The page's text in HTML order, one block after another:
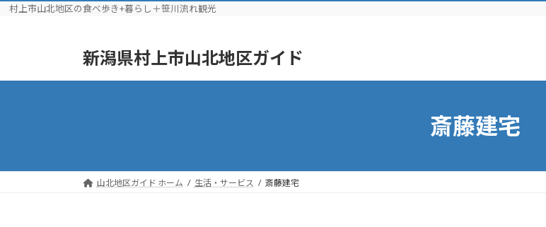
村上市山北地区の食べ歩き+暮らし＋笹川流れ観光
新潟県村上市山北地区ガイド
斎藤建宅
山北地区ガイド ホーム 生活・サービス 斎藤建宅